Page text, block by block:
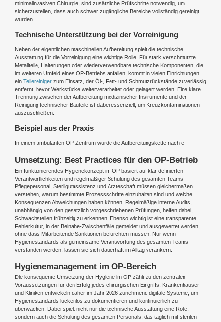
minimalinvasiven Chirurgie, sind zusätzliche Prüfschritte notwendig, um
sicherzustellen, dass auch schwer zugängliche Bereiche vollständig gereinigt
wurden.
Technische Unterstützung bei der Vorreinigung
Neben der eigentlichen maschinellen Aufbereitung spielt die technische
Ausstattung für die Vorreinigung eine wichtige Rolle. Für stark verschmutzte
Metallteile, Halterungen oder wiederverwendbare technische Komponenten, die
im weiteren Umfeld eines OP-Betriebs anfallen, kommt in vielen Einrichtungen
ein Teilereiniger zum Einsatz, der Öl-, Fett- und Schmutzrückstände zuverlässig
entfernt, bevor Werkstücke weiterverarbeitet oder gelagert werden. Eine klare
Trennung zwischen der Aufbereitung medizinischer Instrumente und der
Reinigung technischer Bauteile ist dabei essenziell, um Kreuzkontaminationen
auszuschließen.
Beispiel aus der Praxis
In einem ambulanten OP-Zentrum wurde die Aufbereitungskette nach e
Umsetzung: Best Practices für den OP-Betrieb
Ein funktionierendes Hygienekonzept im OP basiert auf klar definierten
Verantwortlichkeiten und regelmäßiger Schulung des gesamten Teams.
Pflegepersonal, Sterilgutassistenz und Ärzteschaft müssen gleichermaßen
verstehen, warum bestimmte Prozessschritte einzuhalten sind und welche
Konsequenzen Abweichungen haben können. Regelmäßige interne Audits,
unabhängig von den gesetzlich vorgeschriebenen Prüfungen, helfen dabei,
Schwachstellen frühzeitig zu erkennen. Ebenso wichtig ist eine transparente
Fehlerkultur, in der Beinahe-Zwischenfälle gemeldet und ausgewertet werden,
ohne dass Mitarbeitende Sanktionen befürchten müssen. Nur wenn
Hygienestandards als gemeinsame Verantwortung des gesamten Teams
verstanden werden, lassen sie sich dauerhaft im Alltag verankern.
Hygienemanagement im OP-Bereich
Die konsequente Umsetzung der Hygiene im OP zählt zu den zentralen
Voraussetzungen für den Erfolg jedes chirurgischen Eingriffs. Krankenhäuser
und Kliniken entwickeln daher im Jahr 2026 zunehmend digitale Systeme, um
Hygienestandards lückenlos zu dokumentieren und kontinuierlich zu
überwachen. Dabei spielt nicht nur die technische Ausstattung eine Rolle,
sondern auch die Schulung des gesamten Personals, das täglich mit sterilen